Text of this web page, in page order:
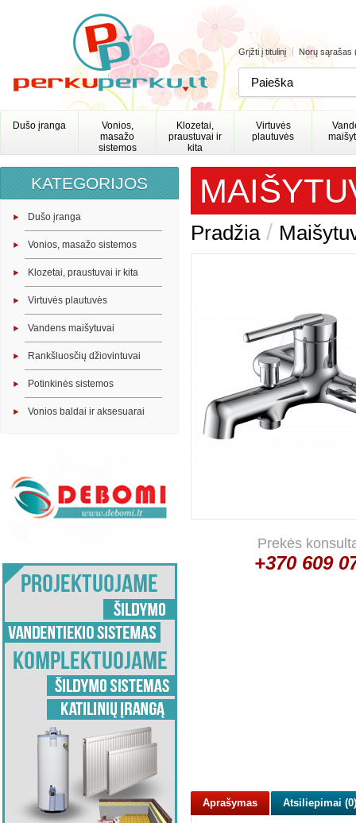
Grįžti į titulinį Norų sąrašas
Dušo įranga
Vonios,
masažo
sistemos
Klozetai,
praustuvai ir
kita
Virtuvės
plautuvės
KATEGORIJOS
Dušo įranga
Vonios, masažo sistemos
Klozetai, praustuvai ir kita
Virtuvės plautuvės
Vandens maišytuvai
Rankšluosčių džiovintuvai
Potinkinės sistemos
Vonios baldai ir aksesuarai
Pradžia/
Prekės
+370 609
Aprašymas Atsiliepimai (0)